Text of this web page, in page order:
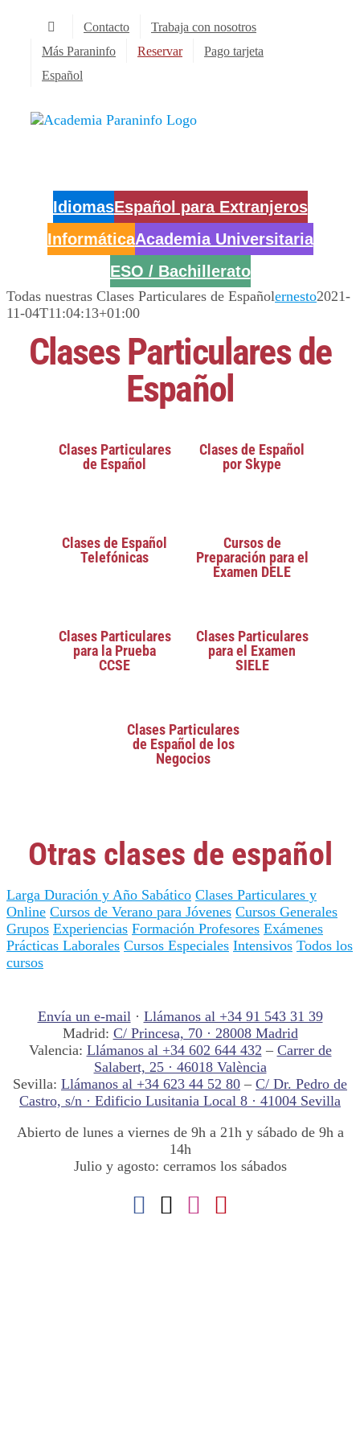
contenido
Contacto
Trabaja con nosotros
Más Paraninfo
Reservar
Pago tarjeta
Español
IdiomasEspañol para Extranjeros
InformáticaAcademia Universitaria
ESO / Bachillerato
Todas nuestras Clases Particulares de Españolernesto2021-
11-04T11:04:13+01:00
Clases Particulares de
Español
Clases Particulares
de Español
Clases de Español
por Skype
Clases de Español
Telefónicas
Cursos de
Preparación para el
Examen DELE
Clases Particulares
para la Prueba
CCSE
Clases Particulares
para el Examen
SIELE
Clases Particulares
de Español de los
Negocios
Otras clases de español
Larga Duración y Año Sabático Clases Particulares y
Online Cursos de Verano para Jóvenes Cursos Generales
Grupos Experiencias Formación Profesores Exámenes
Prácticas Laborales Cursos Especiales Intensivos Todos los
cursos
Envía un e-mail · Llámanos al +34 91 543 31 39
Madrid: C/ Princesa, 70 · 28008 Madrid
Valencia: Llámanos al +34 602 644 432 – Carrer de
Salabert, 25 · 46018 València
Sevilla: Llámanos al +34 623 44 52 80 – C/ Dr. Pedro de
Castro, s/n · Edificio Lusitania Local 8 · 41004 Sevilla
Abierto de lunes a viernes de 9h a 21h y sábado de 9h a
14h
Julio y agosto: cerramos los sábados